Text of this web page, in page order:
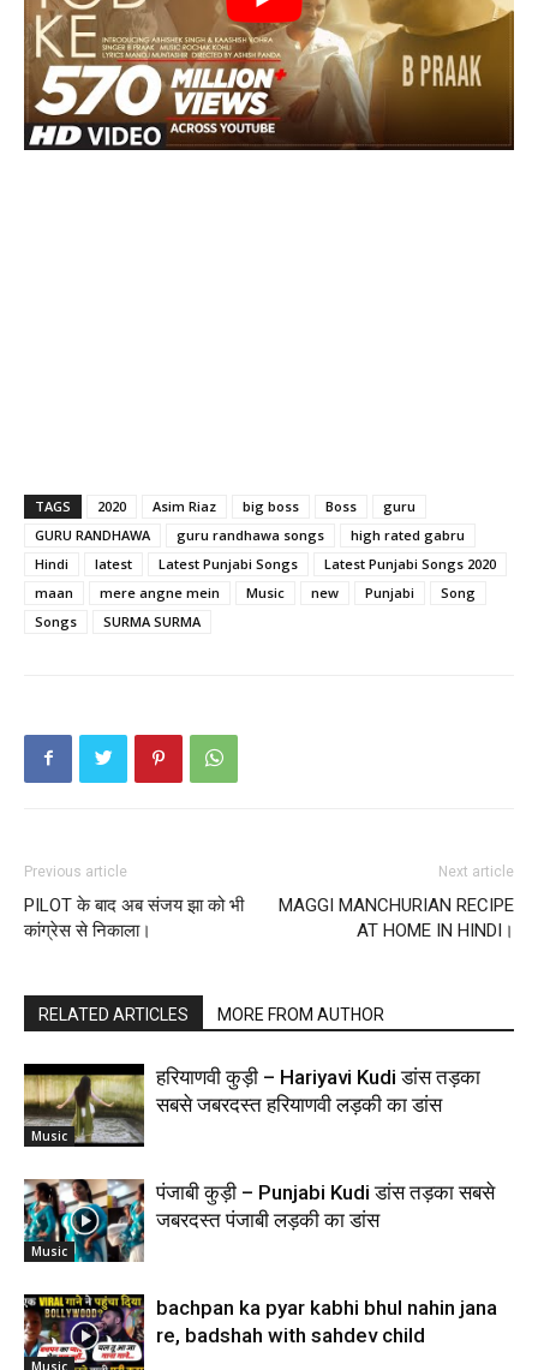
TAGS 2020 Asim Riaz big boss Boss
guru
GURU RANDHAWA
guru randhawa songs
high rated gabru
Hindi
latest Latest Punjabi Songs
Latest Punjabi Songs 2020
maan
mere angne mein Music new Punjabi
Song
Songs
SURMA SURMA
Previous article
PILOT के बाद अब संजय झा को भी
कांग्रेस से निकाला।
Next article
MAGGI MANCHURIAN RECIPE
AT HOME IN HINDI।
RELATED ARTICLES MORE FROM AUTHOR
Music
हरियाणवी कुड़ी – Hariyavi Kudi डांस तड़का
सबसे जबरदस्त हरियाणवी लड़की का डांस
Music
पंजाबी कुड़ी – Punjabi Kudi डांस तड़का सबसे
जबरदस्त पंजाबी लड़की का डांस
Music
bachpan ka pyar kabhi bhul nahin jana
re, badshah with sahdev child